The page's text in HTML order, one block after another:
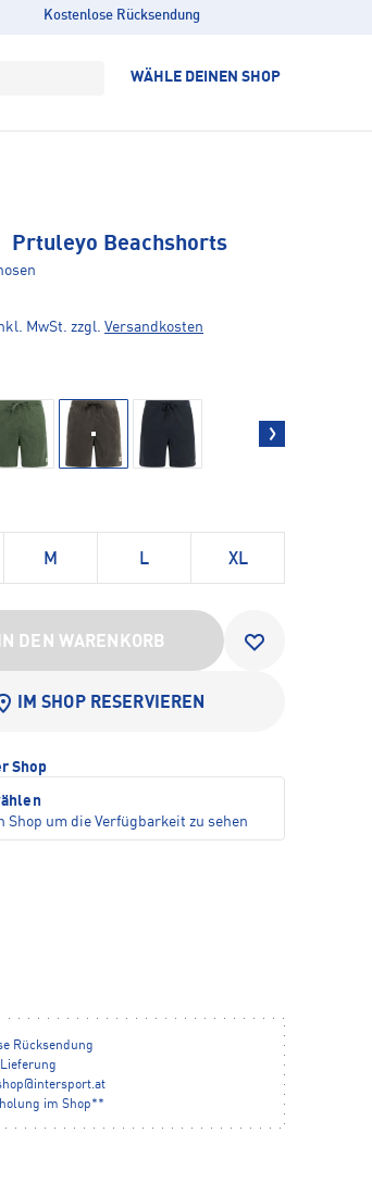
Kostenlose Rücksendung
WÄHLE DEINEN SHOP
Prtuleyo Beachshorts
MwSt. zzgl. Versandkosten
M L XL
DEN WARENKORB
IM SHOP RESERVIEREN
Shop
Shop um die Verfügbarkeit zu sehen
Rücksendung
@intersport.at
im Shop**